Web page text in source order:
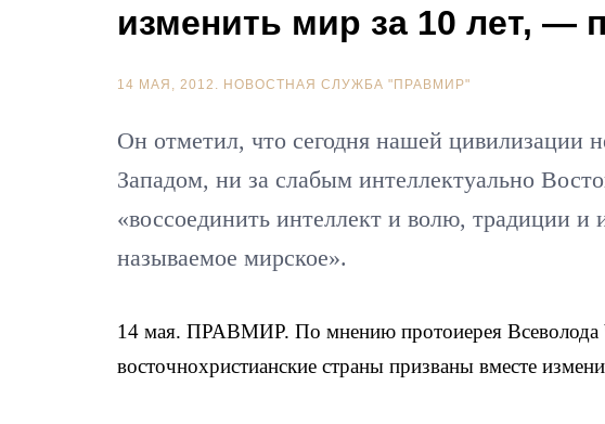
изменить мир за 10 лет, —
14 МАЯ, 2012. НОВОСТНАЯ СЛУЖБА "ПРАВМИР"
Он отметил, что сегодня нашей цивилизации
Западом, ни за слабым интеллектуально
«воссоединить интеллект и волю, традиции
называемое мирское».
14 мая. ПРАВМИР. По мнению протоиерея Всеволода
восточнохристианские страны призваны вместе